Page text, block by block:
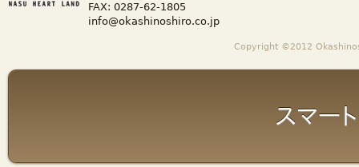
FAX: 0287-62-1805
info@okashinoshiro.co.jp
Copyright ©2012
スマー